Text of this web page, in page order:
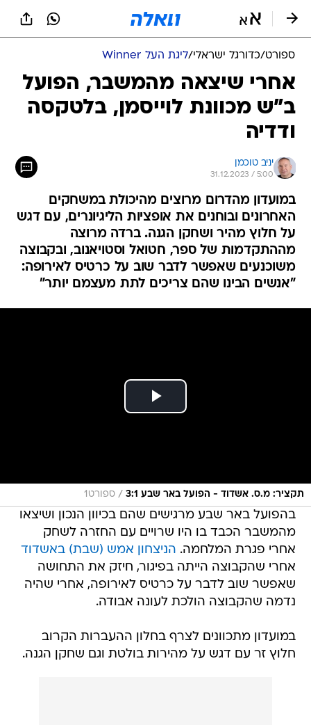
ספורט/כדורגל ישראלי/ליגת העל Winner
אחרי שיצאה מהמשבר, הפועל
ב"ש מכוונת לוייסמן, בלטקסה
ודדיה
יניב טוכמן
31.12.2023 / 5:00
במועדון מהדרום מרוצים מהיכולת במשחקים
האחרונים ובוחנים את אופציות הליגיונרים, עם דגש
על חלוץ מהיר ושחקן הגנה. ברדה מרוצה
מההתקדמות של ספר, חטואל וסטויאנוב, ובקבוצה
משוכנעים שאפשר לדבר שוב על כרטיס לאירופה:
"אנשים הבינו שהם צריכים לתת מעצמם יותר"
תקציר: מ.ס. אשדוד - הפועל באר שבע 3:1 / ספורט1
בהפועל באר שבע מרגישים שהם בכיוון הנכון ושיצאו
מהמשבר הכבד בו היו שרויים עם החזרה לשחק
אחרי פגרת המלחמה. הניצחון אמש (שבת) באשדוד
אחרי שהקבוצה הייתה בפיגור, חיזק את התחושה
שאפשר שוב לדבר על כרטיס לאירופה, אחרי שהיה
נדמה שהקבוצה הולכת לעונה אבודה.
במועדון מתכוונים לצרף בחלון ההעברות הקרוב
חלוץ זר עם דגש על מהירות בולטת וגם שחקן הגנה.